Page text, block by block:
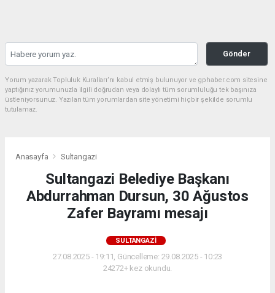
Gönder
Yorum yazarak Topluluk Kuralları’nı kabul etmiş bulunuyor ve gphaber.com sitesine
yaptığınız yorumunuzla ilgili doğrudan veya dolaylı tüm sorumluluğu tek başınıza
üstleniyorsunuz. Yazılan tüm yorumlardan site yönetimi hiçbir şekilde sorumlu
tutulamaz.
Anasayfa Sultangazi
Sultangazi Belediye Başkanı
Abdurrahman Dursun, 30 Ağustos
Zafer Bayramı mesajı
SULTANGAZI
27.08.2025 - 19:11, Güncelleme: 29.08.2025 - 10:23
24272+ kez okundu.